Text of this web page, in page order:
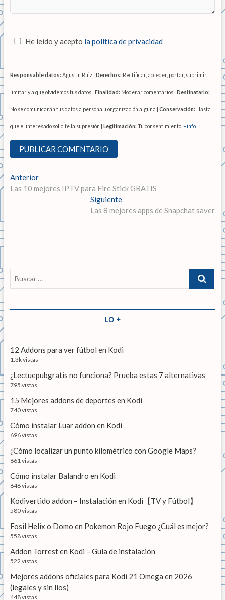
He leido y acepto la política de privacidad
Responsable datos: Agustín Ruiz | Derechos: Rectificar, acceder, portar, suprimir,
limitar y a que olvidemos tus datos | Finalidad: Moderar comentarios | Destinatario:
No se comunicarán tus datos a persona u organización alguna | Conservación: Hasta
que el interesado solicite la supresión | Legitimación: Tu consentimiento. +info.
N
a
c
i
ó
n
e
e
n
t
r
a
d
a
s
AnteriorE
n
e
i
r
Las 10 mejores IPTV para Fire Stick GRATIS
Siguiente
n
i
u
e
t
:
Las 8 mejores apps de Snapchat saver
c
r
LO +
12 Addons para ver fútbol en Kodi
1.3k vistas
¿Lectuepubgratis no funciona? Prueba estas 7 alternativas
795 vistas
15 Mejores addons de deportes en Kodi
740 vistas
Cómo instalar Luar addon en Kodi
696 vistas
¿Cómo localizar un punto kilométrico con Google Maps?
661 vistas
Cómo instalar Balandro en Kodi
648 vistas
Kodivertido addon – Instalación en Kodi【TV y Fútbol】
580 vistas
Fosil Helix o Domo en Pokemon Rojo Fuego ¿Cuál es mejor?
558 vistas
Addon Torrest en Kodi – Guía de instalación
522 vistas
Mejores addons oficiales para Kodi 21 Omega en 2026
(legales y sin líos)
448 vistas